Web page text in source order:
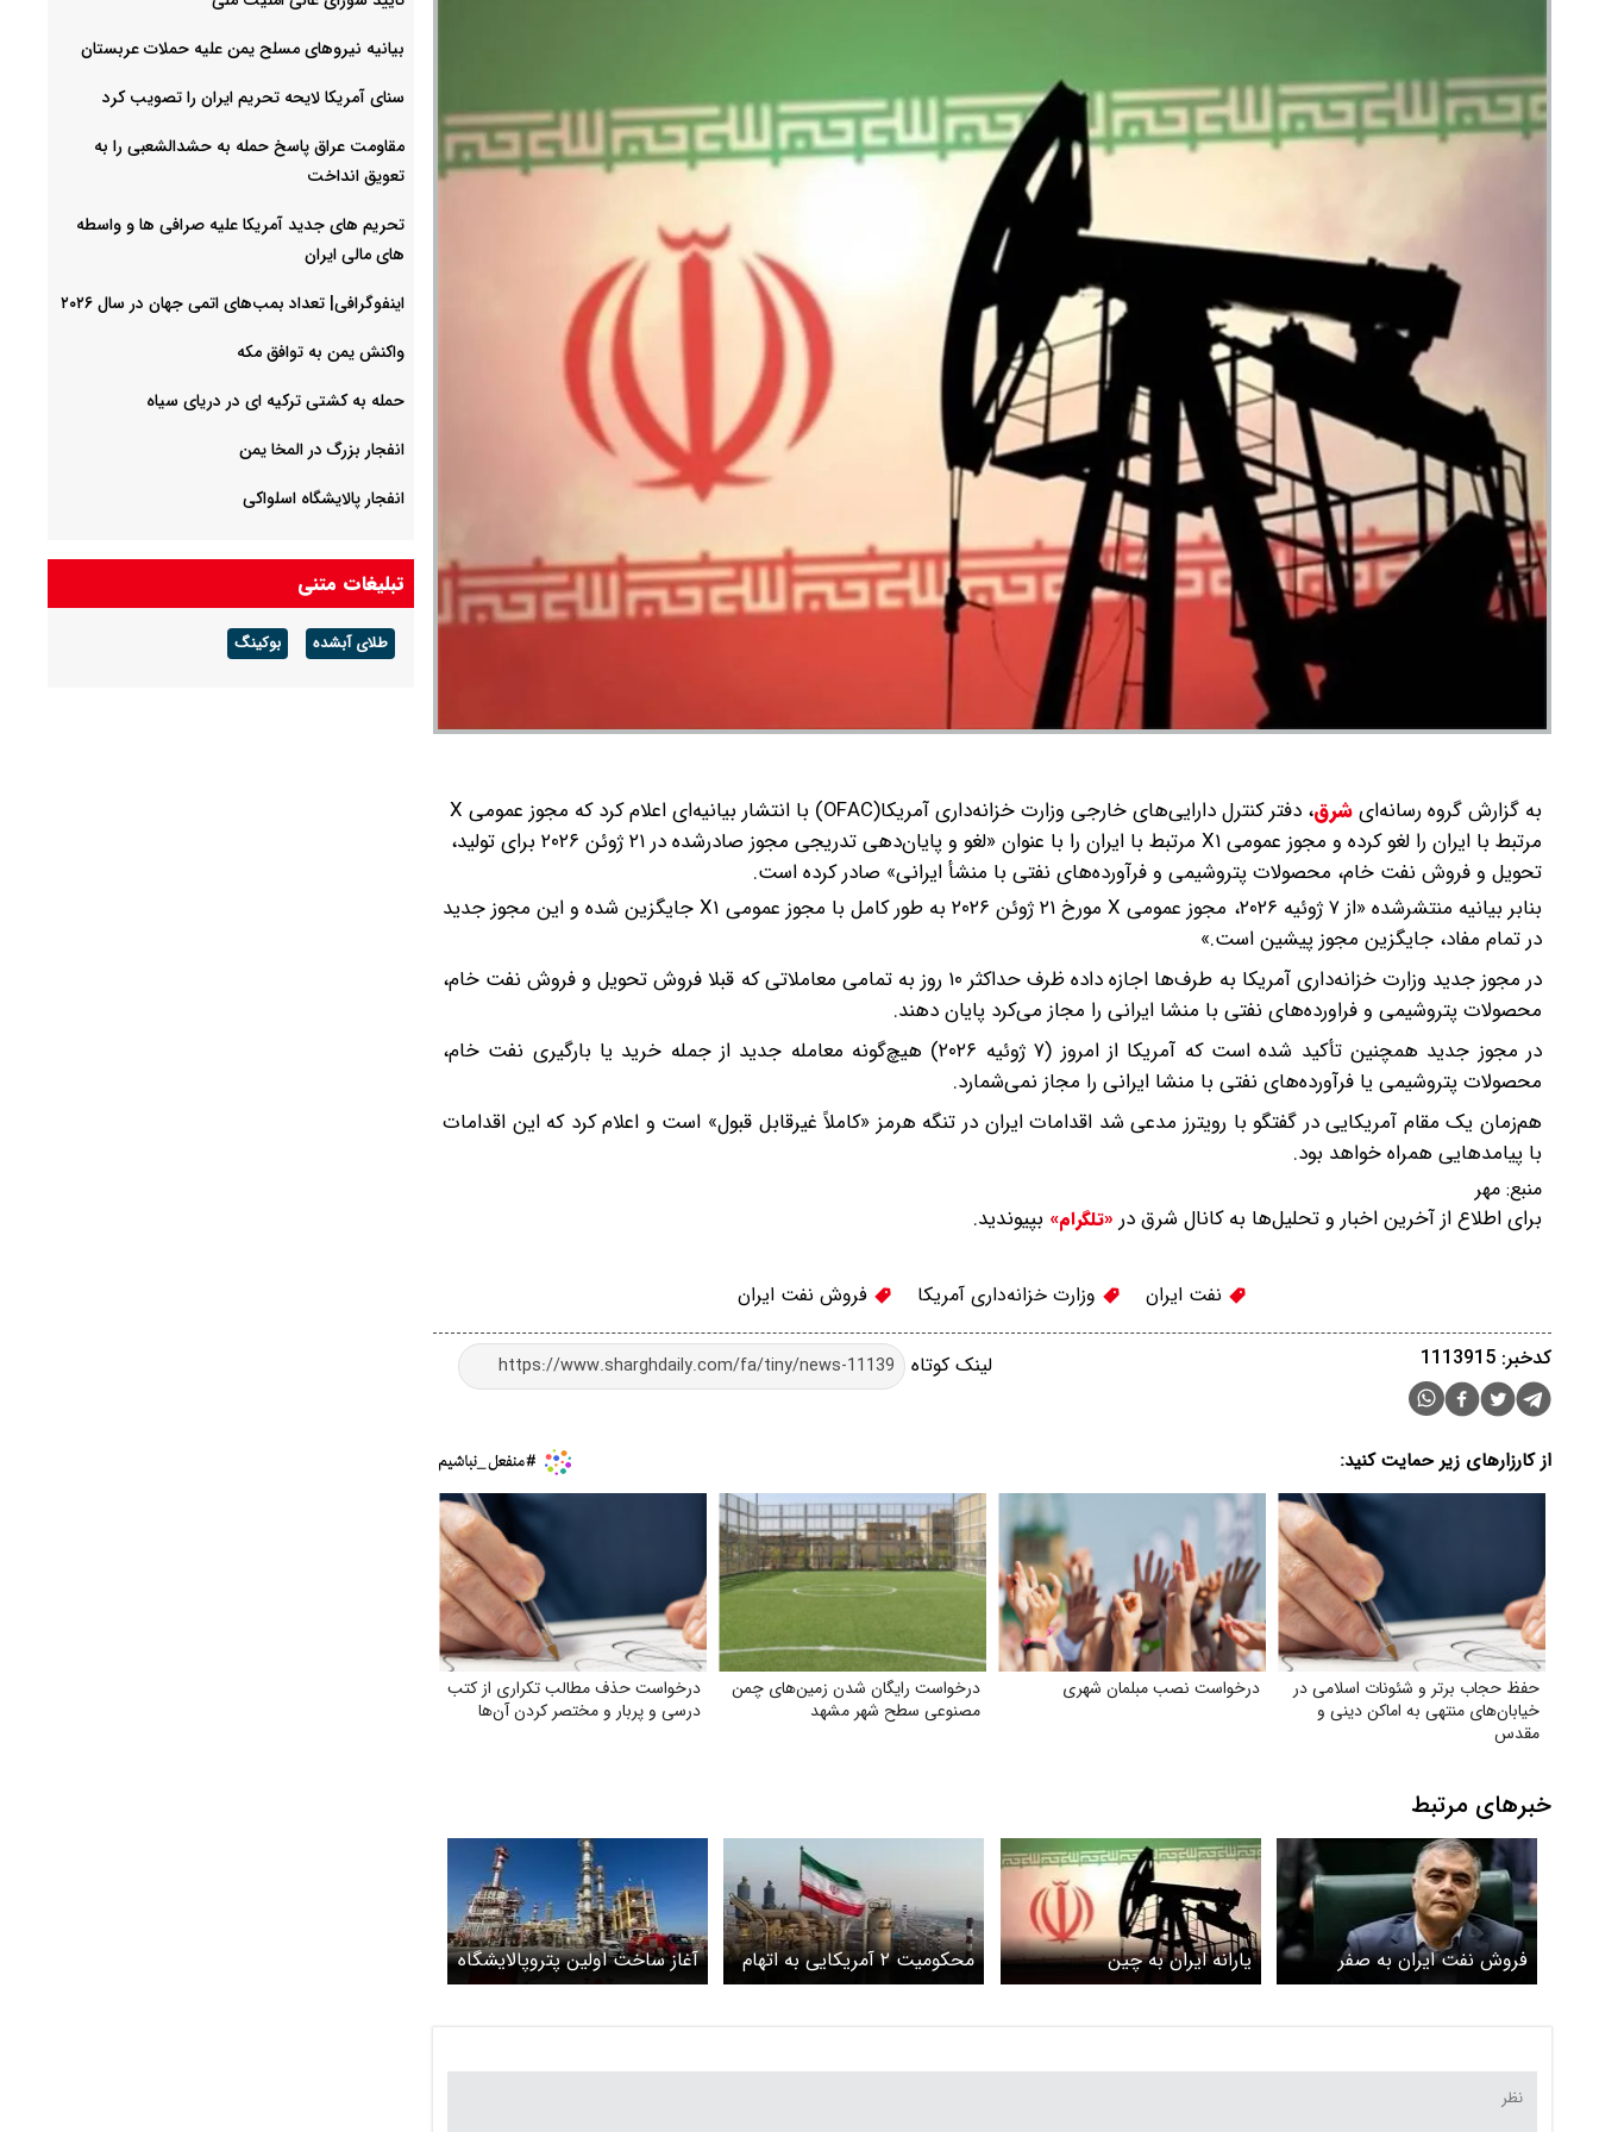
به گزارش گروه رسانه‌ایشرق،
دفتر کنترل دارایی‌های خارجی وزارت خزانه‌داری آمریکا(OFAC) با انتشار بیانیه‌ای اعلام کرد که مجوز عمومی X
مرتبط با ایران را لغو کرده و مجوز عمومی X۱ مرتبط با ایران را با عنوان «لغو و پایان‌دهی تدریجی مجوز صادرشده در ۲۱ ژوئن ۲۰۲۶ برای تولید،
تحویل و فروش نفت خام، محصولات پتروشیمی و فرآورده‌های نفتی با منشأ ایرانی» صادر کرده است.
بنابر بیانیه منتشرشده «از ۷ ژوئیه ۲۰۲۶، مجوز عمومی X مورخ ۲۱ ژوئن ۲۰۲۶ به طور کامل با مجوز عمومی X۱ جایگزین شده و این مجوز جدید
در تمام مفاد، جایگزین مجوز پیشین است.»
در مجوز جدید وزارت خزانه‌داری آمریکا به طرف‌ها اجازه داده ظرف حداکثر ۱۰ روز به تمامی معاملاتی که قبلا فروش تحویل و فروش نفت خام،
محصولات پتروشیمی و فراورده‌های نفتی با منشا ایرانی را مجاز می‌کرد پایان دهند.
در مجوز جدید همچنین تأکید شده است که آمریکا از امروز (۷ ژوئیه ۲۰۲۶) هیچ‌گونه معامله جدید از جمله خرید یا بارگیری نفت خام،
محصولات پتروشیمی یا فرآورده‌های نفتی با منشا ایرانی را مجاز نمی‌شمارد.
هم‌زمان یک مقام آمریکایی در گفتگو با رویترز مدعی شد اقدامات ایران در تنگه هرمز «کاملاً غیرقابل قبول» است و اعلام کرد که این اقدامات
با پیامدهایی همراه خواهد بود.
منبع: مهر
برای اطلاع از آخرین اخبار و تحلیل‌ها به کانال شرق در «تلگرام» بپیوندید.
نفت ایران وزارت خزانه‌داری آمریکا فروش نفت ایران
لینک کوتاه کدخبر: 1113915
از کارزارهای زیر حمایت کنید:
حفظ حجاب برتر و شئونات اسلامی در
خیابان‌های منتهی به اماکن دینی و
مقدس
درخواست نصب مبلمان شهری
درخواست رایگان شدن زمین‌های چمن
مصنوعی سطح شهر مشهد
درخواست حذف مطالب تکراری از کتب
درسی و پربار و مختصر کردن آن‌ها
خبرهای مرتبط
فروش نفت ایران به صفر
می‌رسد؟
یارانه ایران به چین
محکومیت ۲ آمریکایی به اتهام
تلاش برای فروش نفت ایران به
آغاز ساخت اولین پتروپالایشگاه
در هرمزگان
بیانیه نیروهای مسلح یمن علیه حملات عربستان
سنای آمریکا لایحه تحریم ایران را تصویب کرد
مقاومت عراق پاسخ حمله به حشدالشعبی را به
تعویق انداخت
تحریم های جدید آمریکا علیه صرافی ها و واسطه
های مالی ایران
اینفوگرافی| تعداد بمب‌های اتمی جهان در سال ۲۰۲۶
واکنش یمن به توافق مکه
حمله به کشتی ترکیه ای در دریای سیاه
انفجار بزرگ در المخا یمن
انفجار پالایشگاه اسلواکی
تبلیغات متنی
طلای آبشده بوکینگ